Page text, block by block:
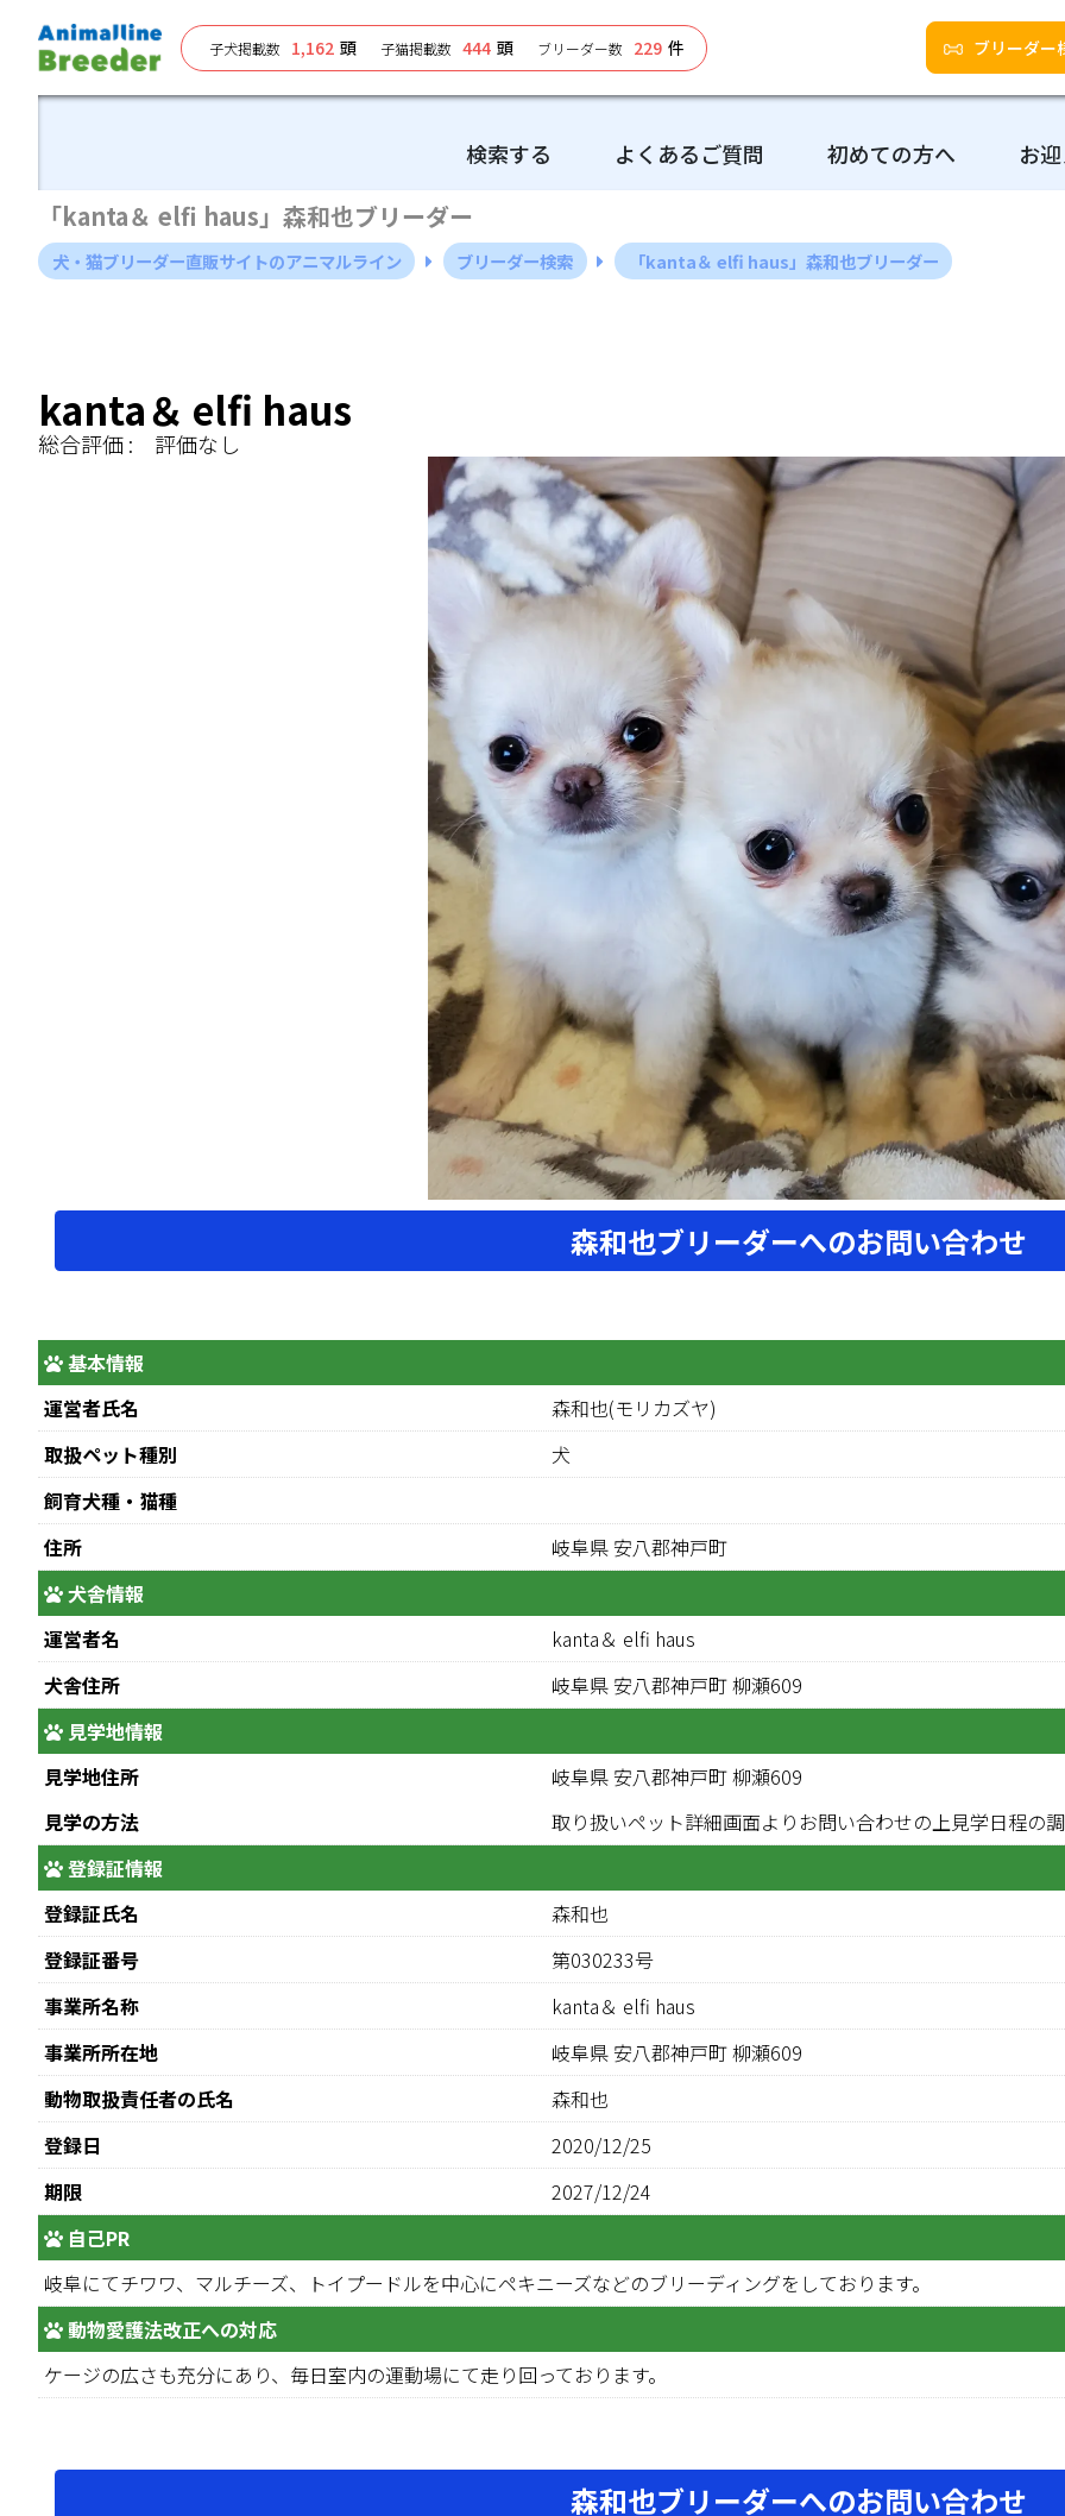
子犬掲載数 1,162 頭 子猫掲載数 444 頭 ブリーダー数 229 件 ブリーダー
検索する よくあるご質問 初めての方へ お
「kanta＆ elfi haus」森和也ブリーダー
犬・猫ブリーダー直販サイトのアニマルライン ブリーダー検索 「kanta＆ elfi haus」森和也ブリーダー
kanta＆ elfi haus
総合評価 : 評価なし
森和也ブリーダーへのお問い合わせ
基本情報
運営者氏名
森和也(モリカズヤ)
取扱ペット種別
犬
飼育犬種・猫種
住所
岐阜県 安八郡神戸町
犬舎情報
運営者名
kanta＆ elfi haus
犬舎住所
岐阜県 安八郡神戸町 柳瀬609
見学地情報
見学地住所
岐阜県 安八郡神戸町 柳瀬609
見学の方法
取り扱いペット詳細画面よりお問い合わせの上見学日程の
登録証情報
登録証氏名
森和也
登録証番号
第030233号
事業所名称
kanta＆ elfi haus
事業所所在地
岐阜県 安八郡神戸町 柳瀬609
動物取扱責任者の氏名
森和也
登録日
2020/12/25
期限
2027/12/24
自己PR
岐阜にてチワワ、マルチーズ、トイプードルを中心にペキニーズなどのブリーディングをしております。
動物愛護法改正への対応
ケージの広さも充分にあり、毎日室内の運動場にて走り回っております。
森和也ブリーダーへのお問い合わせ